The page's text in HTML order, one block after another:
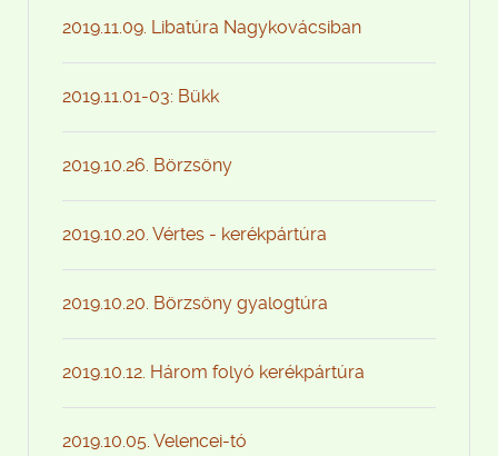
2019.11.09. Libatúra Nagykovácsiban
2019.11.01-03: Bükk
2019.10.26. Börzsöny
2019.10.20. Vértes - kerékpártúra
2019.10.20. Börzsöny gyalogtúra
2019.10.12. Három folyó kerékpártúra
2019.10.05. Velencei-tó